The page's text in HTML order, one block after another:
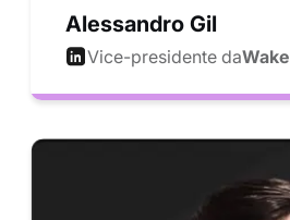
Alessandro Gil
Vice-presidente daWake